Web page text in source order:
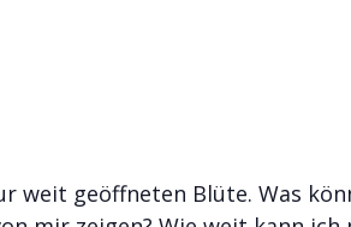
weit geöffneten Blüte. Was